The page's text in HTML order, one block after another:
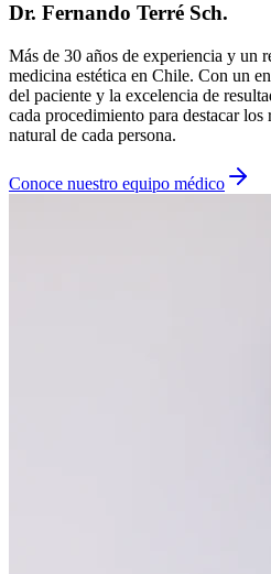
Dr. Fernando Terré Sch.
Más de 30 años de experiencia y un
medicina estética en Chile. Con un
del paciente y la excelencia de
cada procedimiento para destacar
natural de cada persona.
Conoce nuestro equipo médico